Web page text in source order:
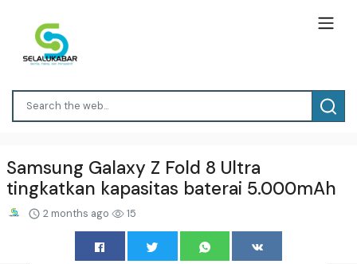
Samsung Galaxy Z Fold 8 Ultra
tingkatkan kapasitas baterai 5.000mAh
2 months ago 15